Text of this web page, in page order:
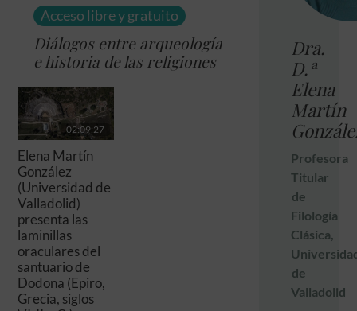
Diálogos entre arqueología
e historia de las religiones
Acceso libre y gratuito
02:09:27
Elena Martín
González
(Universidad de
Valladolid)
presenta las
laminillas
oraculares del
santuario de
Dodona (Epiro,
Grecia, siglos
Dra.
D.ª
Elena
Martín
Profesora
Titular
de
Filología
Clásica,
de
Valladolid